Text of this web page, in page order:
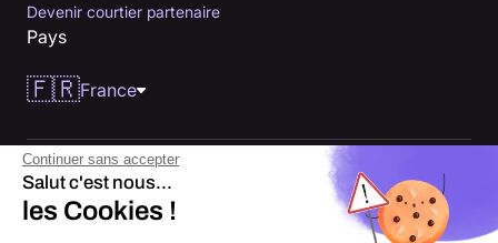
Devenir courtier partenaire
Pays
🇫🇷France
Continuer sans accepter
Salut c'est nous...
les Cookies !